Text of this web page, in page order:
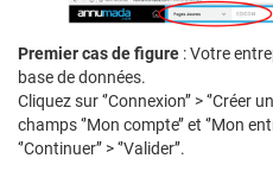
Premier cas de figure : Votre
base de données.
Cliquez sur ‘’Connexion’’ > ‘’Créer
champs ‘’Mon compte’’ et ‘’Mon
‘’Continuer’’ > ‘’Valider’’.